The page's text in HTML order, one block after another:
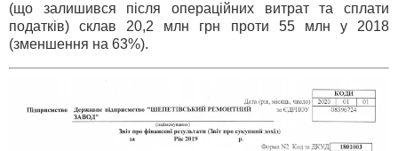
(що залишився після операційних витрат та сплати
податків) склав 20,2 млн грн проти 55 млн у 2018
(зменшення на 63%).